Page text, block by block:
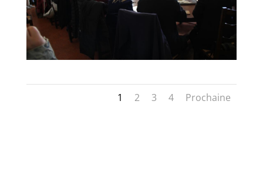
1 2 3 4 Prochaine